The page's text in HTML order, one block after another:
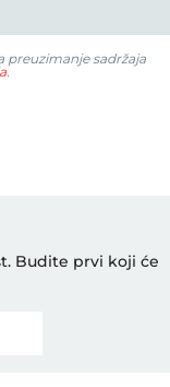
preuzimanje sadržaja
.
Budite prvi koji će